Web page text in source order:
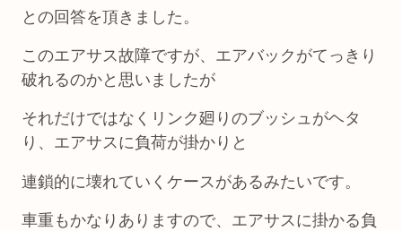
との回答を頂きました。
このエアサス故障ですが、エアバックがてっきり
破れるのかと思いましたが
それだけではなくリンク廻りのブッシュがヘタ
り、エアサスに負荷が掛かりと
連鎖的に壊れていくケースがあるみたいです。
車重もかなりありますので、エアサスに掛かる負